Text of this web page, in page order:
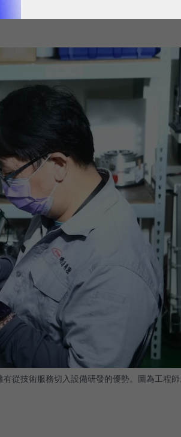
利基。
從技術服務切入設備研發的優勢。圖為工程